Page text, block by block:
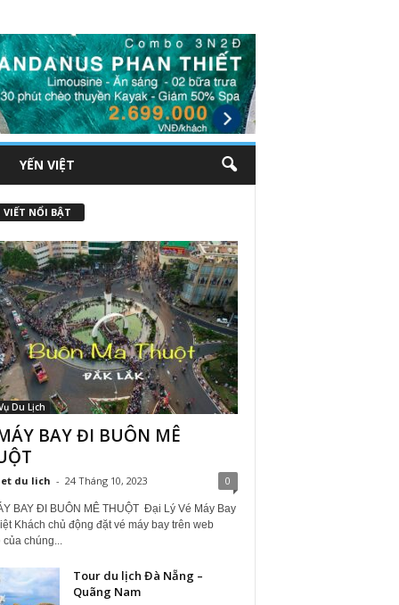
YẾN VIỆT
VIẾT NỔI BẬT
Du Lịch
BAY ĐI BUÔN MÊ
du lich - 24 Tháng 10, 2023 0
BAY ĐI BUÔN MÊ THUỘT Đại Lý Vé Máy Bay
Khách chủ động đặt vé máy bay trên web
của chúng...
Tour du lịch Đà Nẵng –
Quãng Nam